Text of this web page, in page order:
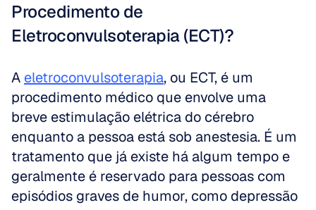
Procedimento de
Eletroconvulsoterapia (ECT)?
A eletroconvulsoterapia, ou ECT, é um
procedimento médico que envolve uma
breve estimulação elétrica do cérebro
enquanto a pessoa está sob anestesia. É um
tratamento que já existe há algum tempo e
geralmente é reservado para pessoas com
episódios graves de humor, como depressão